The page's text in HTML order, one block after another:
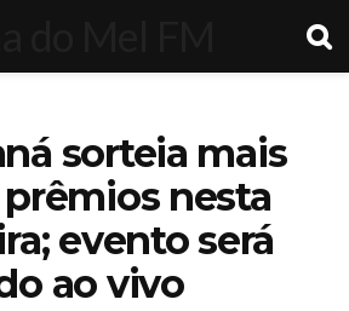
sorteia mais
nesta
evento será
ao vivo